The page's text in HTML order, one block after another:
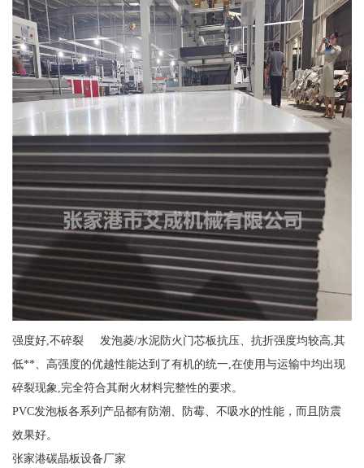
强度好,不碎裂 发泡菱/水泥防火门芯板抗压、抗折强度均较高,其
低**、高强度的优越性能达到了有机的统一,在使用与运输中均出现
碎裂现象,完全符合其耐火材料完整性的要求。
PVC发泡板各系列产品都有防潮、防霉、不吸水的性能，而且防震
效果好。
张家港碳晶板设备厂家